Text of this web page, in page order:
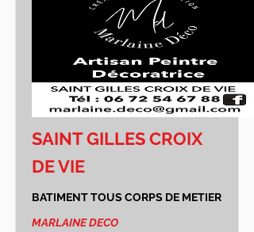
SAINT GILLES CROIX
DE VIE
BATIMENT TOUS CORPS DE METIER
MARLAINE DECO